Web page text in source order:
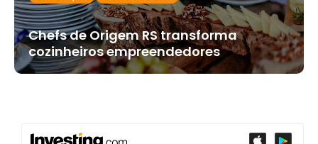
Chefs de Origem RS transforma
cozinheiros empreendedores